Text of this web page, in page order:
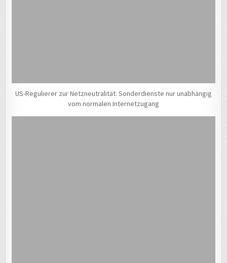
US-Regulierer zur Netzneutralität: Sonderdienste nur unabhängig
vom normalen Internetzugang